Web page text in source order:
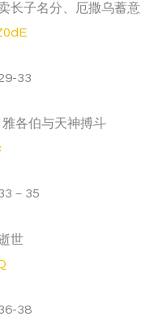
长子名分、厄撒乌蓄意
33
各伯与天神搏斗
－35
世
38